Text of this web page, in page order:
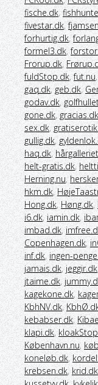
fische.dk,
fivestar.dk,
forhurtig.dk,
formel3.dk,
Frorup.dk,
fuldStop.dk,fut.nu,
gaq.dk, geb.dk,
godav.dk,
gone.dk, gracias.dk
sex.dk,
gullig.dk,
haq.dk,
helt-gratis.dk,
Herning.nu,
hkm.dk,
Hong.dk, Høng.dk,
i6.dk, iamin.dk,
imbad.dk,
Copenhagen.dk,
inf.dk, ingen-
jamais.dk, jeggir.dk
jtaime.dk,
kagekone.dk,
KbhNV.dk,
kebabser.dk,
klapi.dk,
København.nu,
koneløb.dk,
krebsen.dk, krid.dk